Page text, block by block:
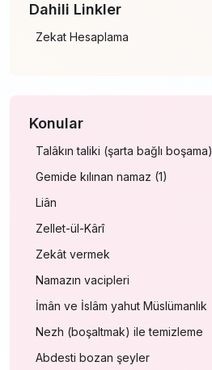
Dahili Linkler
Zekat Hesaplama
Konular
Talâkın taliki (şarta bağlı boşama)
Gemide kılınan namaz (1)
Liân
Zellet-ül-Kârî
Zekât vermek
Namazın vacipleri
İmân ve İslâm yahut Müslümanlık
Nezh (boşaltmak) ile temizleme
Abdesti bozan şeyler